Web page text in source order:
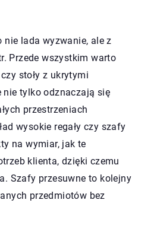
lada wyzwanie, ale z
Przede wszystkim warto
stoły z ukrytymi
tylko odznaczają się
przestrzeniach
wysokie regały czy szafy
na wymiar, jak te
klienta, dzięki czemu
Szafy przesuwne to kolejny
przedmiotów bez